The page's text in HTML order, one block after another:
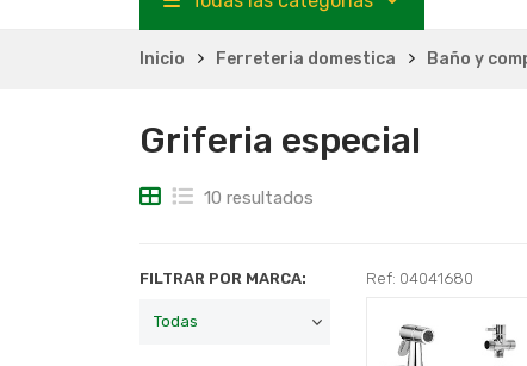
Inicio Ferreteria domestica Baño y
Griferia especial
10 resultados
FILTRAR POR MARCA: Ref: 04041680